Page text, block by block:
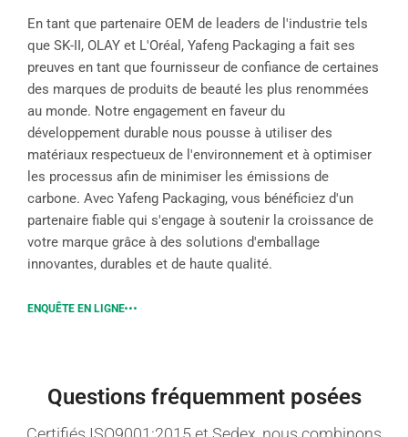
En tant que partenaire OEM de leaders de l'industrie tels
que SK-II, OLAY et L'Oréal, Yafeng Packaging a fait ses
preuves en tant que fournisseur de confiance de certaines
des marques de produits de beauté les plus renommées
au monde. Notre engagement en faveur du
développement durable nous pousse à utiliser des
matériaux respectueux de l'environnement et à optimiser
les processus afin de minimiser les émissions de
carbone. Avec Yafeng Packaging, vous bénéficiez d'un
partenaire fiable qui s'engage à soutenir la croissance de
votre marque grâce à des solutions d'emballage
innovantes, durables et de haute qualité.
ENQUÊTE EN LIGNE
Questions fréquemment posées